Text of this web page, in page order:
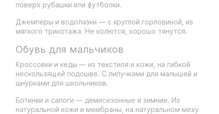
поверх рубашки или футболки.
Джемперы и водолазки — с круглой горловиной, из
мягкого трикотажа. Не колются, хорошо тянутся.
Обувь для мальчиков
Кроссовки и кеды — из текстиля и кожи, на гибкой
нескользящей подошве. С липучками для малышей и
шнурками для школьников.
Ботинки и сапоги — демисезонные и зимние. Из
натуральной кожи и мембраны, на натуральном меху